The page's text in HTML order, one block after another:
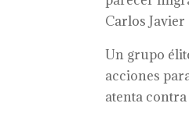
Carlos
Un grupo
acciones
atenta